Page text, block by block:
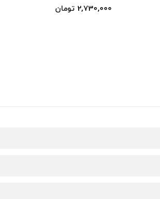
2,730,000 تومان